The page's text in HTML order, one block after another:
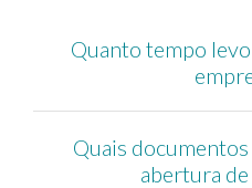
Quanto tempo
Quais
abertura de